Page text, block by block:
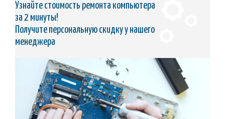
Узнайте стоимость ремонта компьютера
за 2 минуты!
Получите персональную скидку у нашего
менеджера